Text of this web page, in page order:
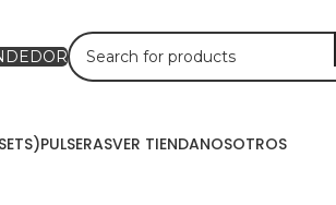
PULSERASVER TIENDANOSOTROS